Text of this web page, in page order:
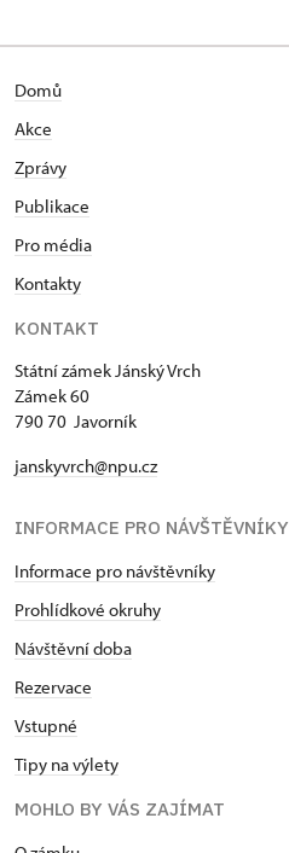
Domů
Akce
Zprávy
Publikace
Pro média
Kontakty
KONTAKT
Státní zámek Jánský Vrch
Zámek 60
790 70 Javorník
janskyvrch@npu.cz
INFORMACE PRO NÁVŠTĚVNÍKY
Informace pro návštěvníky
Prohlídkové okruhy
Návštěvní doba
Rezervace
Vstupné
Tipy na výlety
MOHLO BY VÁS ZAJÍMAT